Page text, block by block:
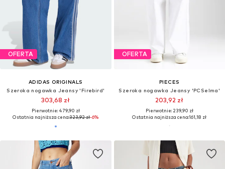
OFERTA
ADIDAS ORIGINALS
Szeroka nogawka Jeansy 'Firebird'
303,68 zł
Pierwotnie: 479,90 zł
Ostatnia najniższa cena:323,92 zł-6%
OFERTA
PIECES
Szeroka nogawka Jeansy 'PCSelma'
203,92 zł
Pierwotnie: 239,90 zł
Ostatnia najniższa cena:161,18 zł